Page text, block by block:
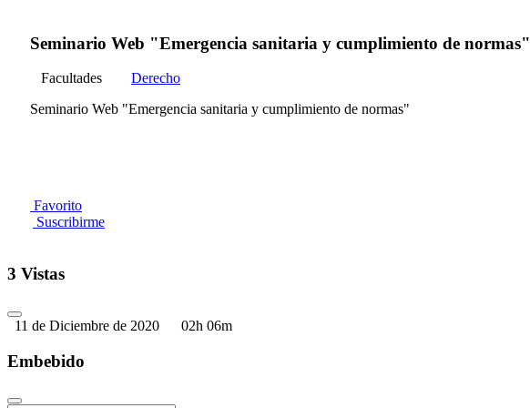
Seminario Web "Emergencia sanitaria y cumplimiento de normas"
Facultades
Derecho
Seminario Web "Emergencia sanitaria y cumplimiento de normas"
Favorito
Suscribirme
3 Vistas
11 de Diciembre de 2020 02h 06m
Embebido